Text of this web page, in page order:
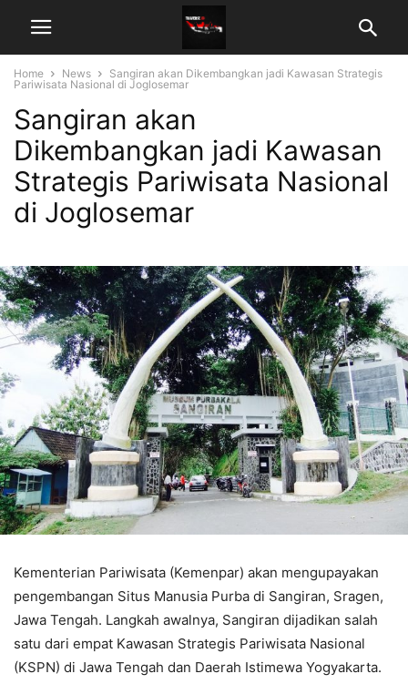
Home News
Sangiran akan Dikembangkan jadi Kawasan Strategis
Pariwisata Nasional di Joglosemar
Sangiran akan
Dikembangkan jadi Kawasan
Strategis Pariwisata Nasional
di Joglosemar
Kementerian Pariwisata (Kemenpar) akan mengupayakan
pengembangan Situs Manusia Purba di Sangiran, Sragen,
Jawa Tengah. Langkah awalnya, Sangiran dijadikan salah
satu dari empat Kawasan Strategis Pariwisata Nasional
(KSPN) di Jawa Tengah dan Daerah Istimewa Yogyakarta.